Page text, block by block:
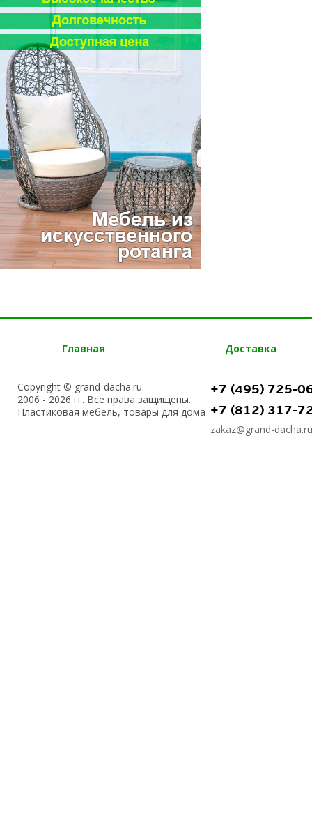
Главная Доставка
Copyright © grand-dacha.ru.
2006 - 2026 гг. Все права защищены.
Пластиковая мебель, товары для дома
+7 (495) 725-
+7 (812) 317-
zakaz@grand-dacha.ru